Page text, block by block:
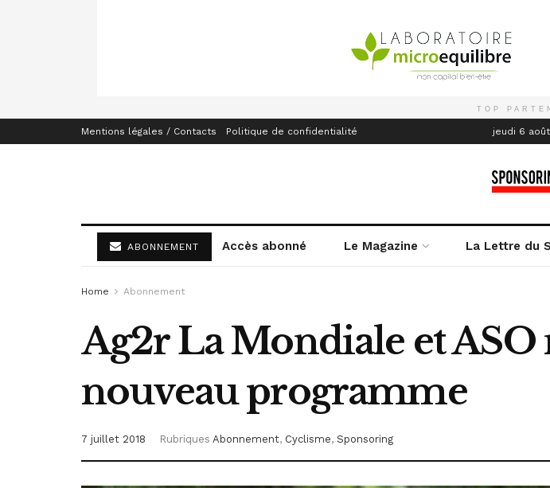
TOP
Mentions légales / Contacts Politique de confidentialité jeudi 6
ABONNEMENT Accès abonné Le Magazine La Lettre du
Home Abonnement
Ag2r La Mondiale et
nouveau programme
7 juillet 2018 Rubriques Abonnement, Cyclisme, Sponsoring